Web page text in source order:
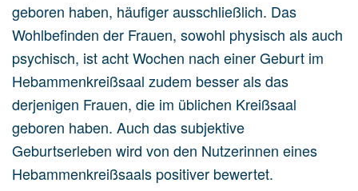
geboren haben, häufiger ausschließlich. Das
Wohlbefinden der Frauen, sowohl physisch als auch
psychisch, ist acht Wochen nach einer Geburt im
Hebammenkreißsaal zudem besser als das
derjenigen Frauen, die im üblichen Kreißsaal
geboren haben. Auch das subjektive
Geburtserleben wird von den Nutzerinnen eines
Hebammenkreißsaals positiver bewertet.